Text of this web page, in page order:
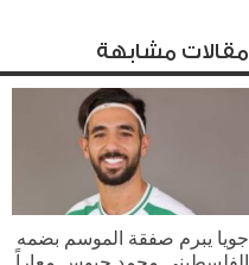
مقالات مشابهة
جويا يبرم صفقة الموسم بضمه